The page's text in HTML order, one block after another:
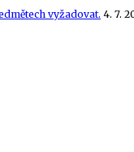
vyžadovat. 4. 7.